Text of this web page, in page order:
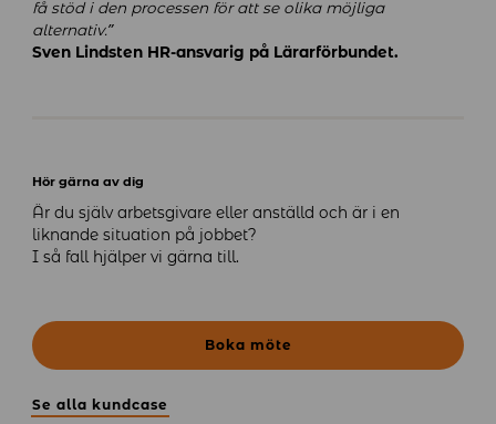
få stöd i den processen för att se olika möjliga
alternativ.”
Sven Lindsten HR-ansvarig på Lärarförbundet.
Hör gärna av dig
Är du själv arbetsgivare eller anställd och är i en
liknande situation på jobbet?
I så fall hjälper vi gärna till.
Boka möte
Se alla kundcase